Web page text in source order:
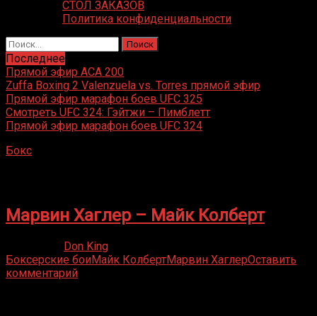
СТОЛ ЗАКАЗОВ
Политика конфиденциальности
Найти:
Последнее
Прямой эфир ACA 200
Zuffa Boxing 2 Valenzuela vs. Torres прямой эфир
Прямой эфир марафон боев UFC 325
Смотреть UFC 324: Гэйтжи – Пимблетт
Прямой эфир марафон боев UFC 324
Бокс
Марвин Хаглер – Майк Колберт
Don King
Боксерские боиМайк КолбертМарвин ХаглерОставить
комментарий